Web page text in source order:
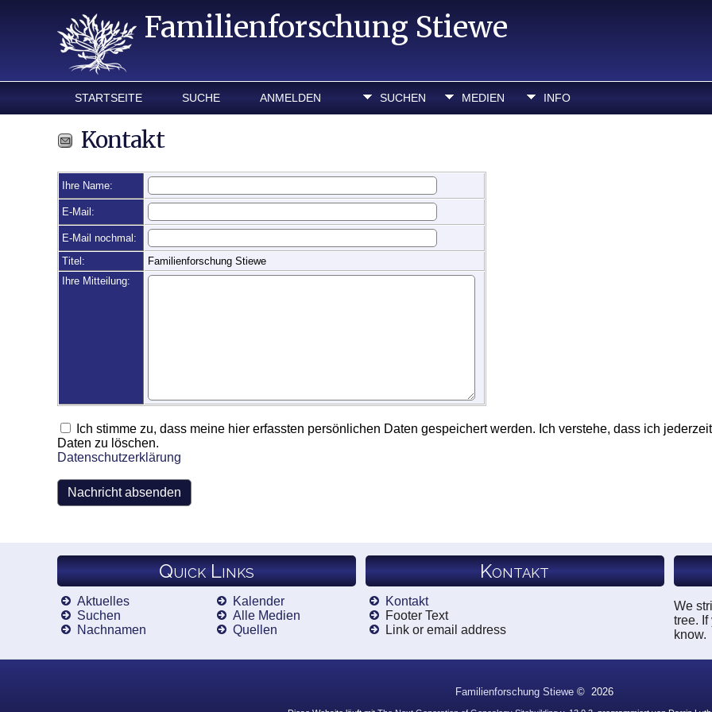
Familienforschung Stiewe
STARTSEITE SUCHE ANMELDEN SUCHEN MEDIEN INFO
Kontakt
Ihre Name:
E-Mail:
E-Mail nochmal:
Titel:
Familienforschung Stiewe
Ihre Mitteilung:
Ich stimme zu, dass meine hier erfassten persönlichen Daten gespeichert werden. Ich verstehe, dass ich
Daten zu löschen.
Datenschutzerklärung
Quick Links
Aktuelles
Suchen
Nachnamen
Kalender
Alle Medien
Quellen
Kontakt
Kontakt
Footer Text
Link or email address
We
tree.
know.
Familienforschung Stiewe© 2026